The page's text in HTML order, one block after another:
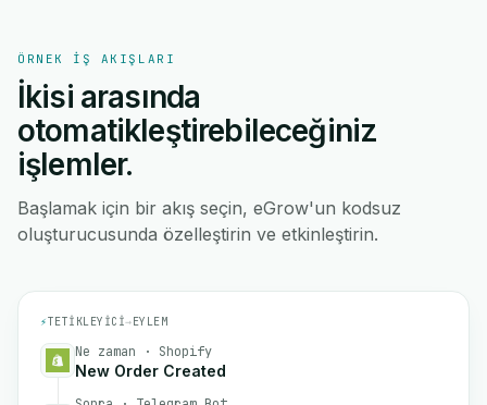
ÖRNEK IŞ AKIŞLARI
İkisi arasında
otomatikleştirebileceğiniz
işlemler.
Başlamak için bir akış seçin, eGrow'un kodsuz
oluşturucusunda özelleştirin ve etkinleştirin.
⚡TETIKLEYICI→EYLEM
Ne zaman · Shopify
New Order Created